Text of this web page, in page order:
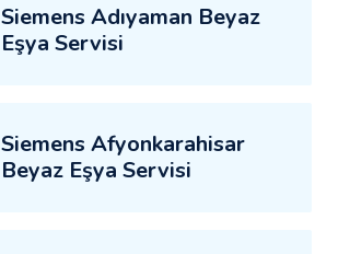
Siemens Adıyaman Beyaz
Eşya Servisi
Siemens Afyonkarahisar
Beyaz Eşya Servisi